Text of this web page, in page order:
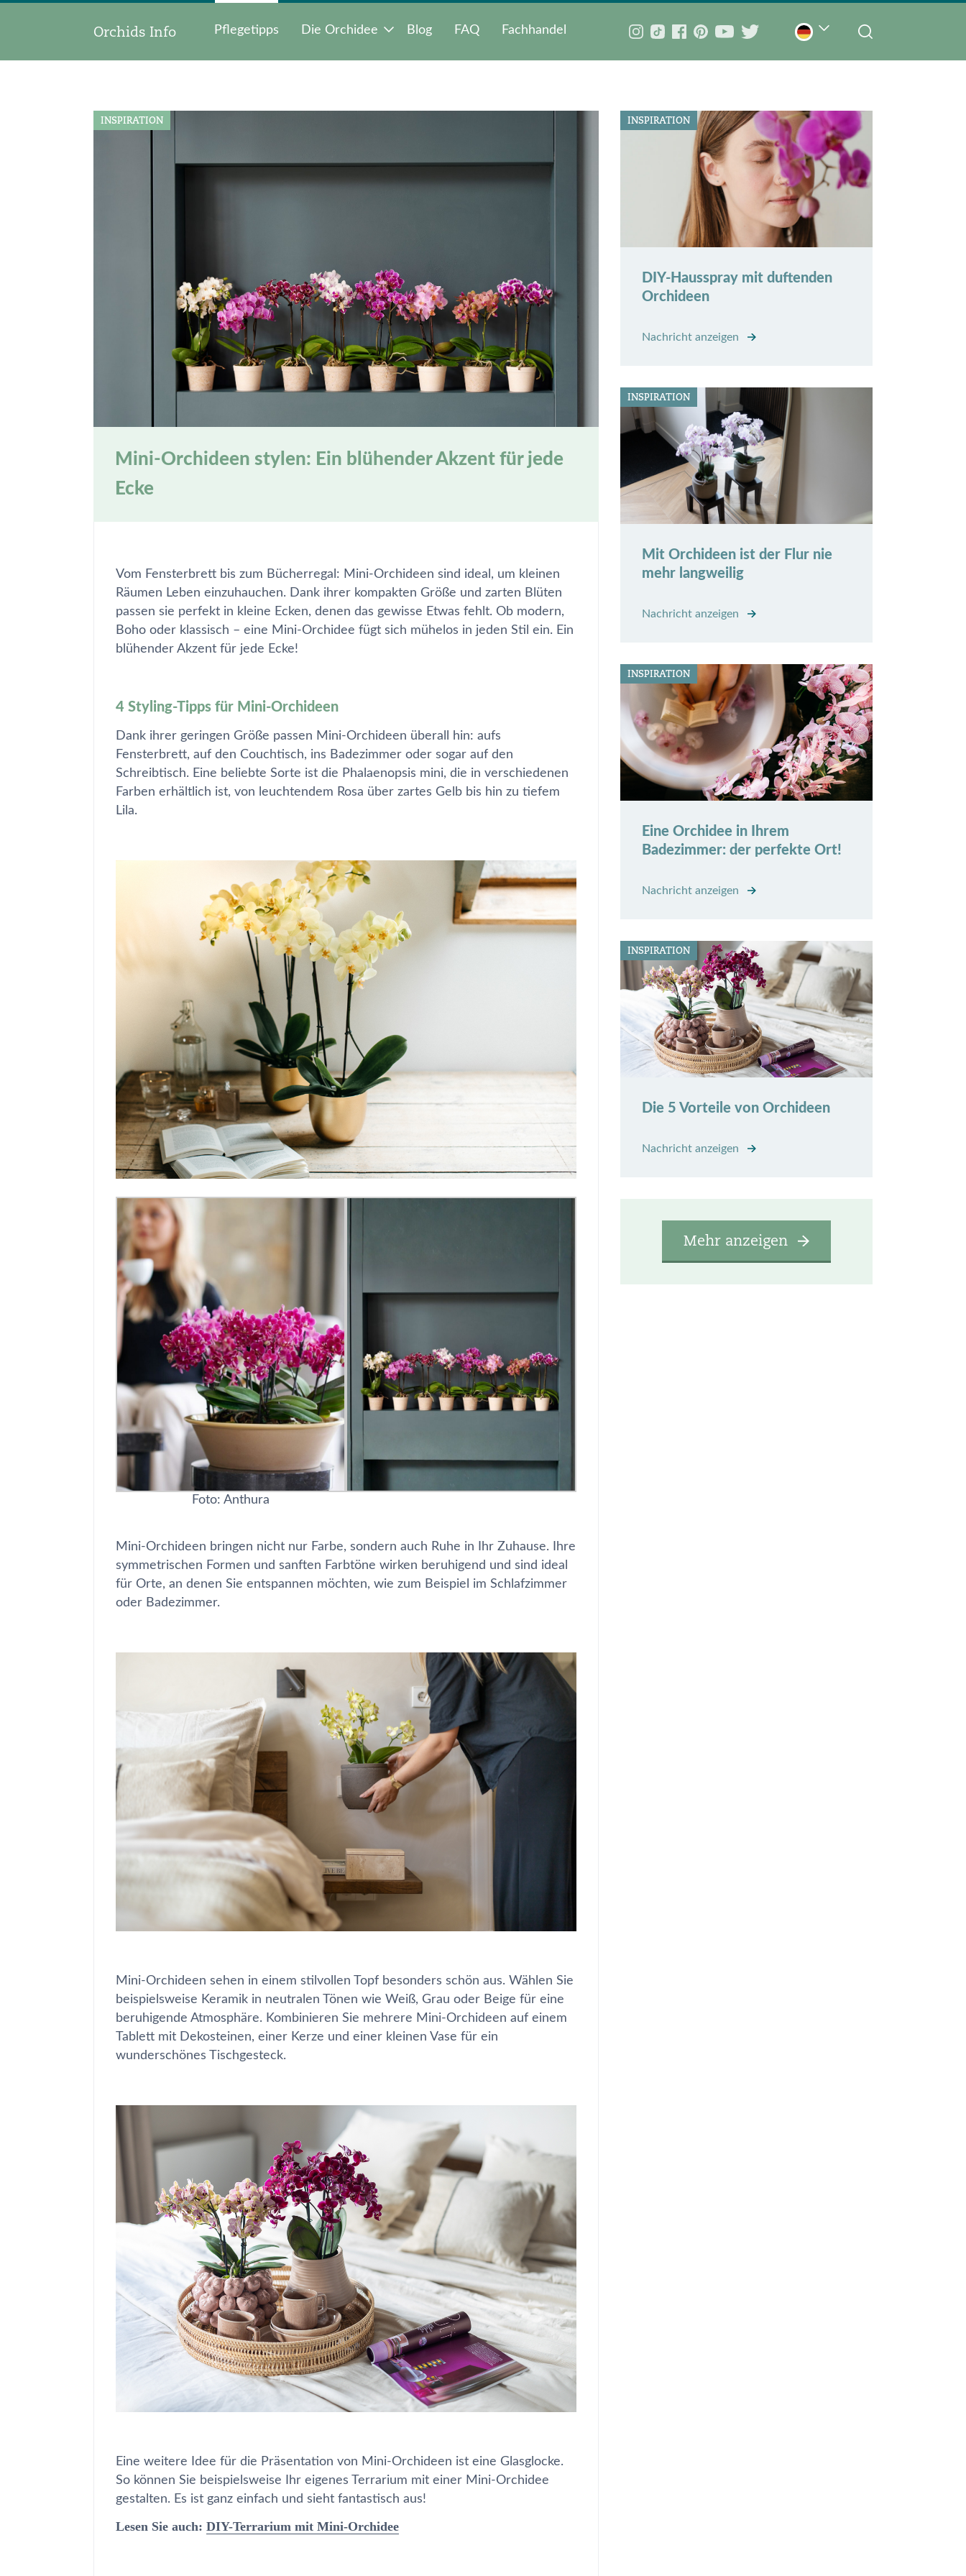
Orchids Info Pflegetipps Die Orchidee Blog FAQ Fachhandel
INSPIRATION
Mini-Orchideen stylen: Ein blühender Akzent für jede
Ecke
Vom Fensterbrett bis zum Bücherregal: Mini-Orchideen sind ideal, um kleinen
Räumen Leben einzuhauchen. Dank ihrer kompakten Größe und zarten Blüten
passen sie perfekt in kleine Ecken, denen das gewisse Etwas fehlt. Ob modern,
Boho oder klassisch – eine Mini-Orchidee fügt sich mühelos in jeden Stil ein. Ein
blühender Akzent für jede Ecke!
4 Styling-Tipps für Mini-Orchideen
Dank ihrer geringen Größe passen Mini-Orchideen überall hin: aufs
Fensterbrett, auf den Couchtisch, ins Badezimmer oder sogar auf den
Schreibtisch. Eine beliebte Sorte ist die Phalaenopsis mini, die in verschiedenen
Farben erhältlich ist, von leuchtendem Rosa über zartes Gelb bis hin zu tiefem
Lila.
Foto: Anthura
Mini-Orchideen bringen nicht nur Farbe, sondern auch Ruhe in Ihr Zuhause. Ihre
symmetrischen Formen und sanften Farbtöne wirken beruhigend und sind ideal
für Orte, an denen Sie entspannen möchten, wie zum Beispiel im Schlafzimmer
oder Badezimmer.
Mini-Orchideen sehen in einem stilvollen Topf besonders schön aus. Wählen Sie
beispielsweise Keramik in neutralen Tönen wie Weiß, Grau oder Beige für eine
beruhigende Atmosphäre. Kombinieren Sie mehrere Mini-Orchideen auf einem
Tablett mit Dekosteinen, einer Kerze und einer kleinen Vase für ein
wunderschönes Tischgesteck.
Eine weitere Idee für die Präsentation von Mini-Orchideen ist eine Glasglocke.
So können Sie beispielsweise Ihr eigenes Terrarium mit einer Mini-Orchidee
gestalten. Es ist ganz einfach und sieht fantastisch aus!
Lesen Sie auch: DIY-Terrarium mit Mini-Orchidee
INSPIRATION
DIY-Hausspray mit duftenden
Orchideen
Nachricht anzeigen
INSPIRATION
Mit Orchideen ist der Flur nie
mehr langweilig
Nachricht anzeigen
INSPIRATION
Eine Orchidee in Ihrem
Badezimmer: der perfekte Ort!
Nachricht anzeigen
INSPIRATION
Die 5 Vorteile von Orchideen
Nachricht anzeigen
Mehr anzeigen